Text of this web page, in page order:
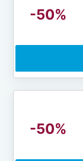
-50%
-50%